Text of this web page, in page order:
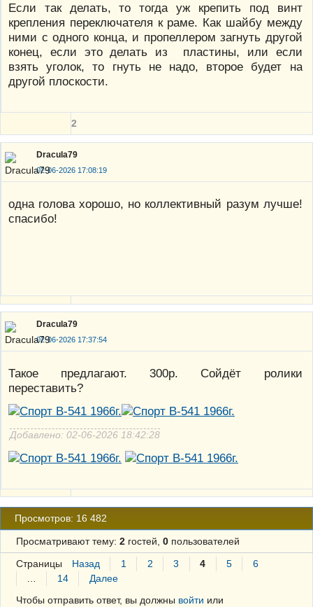
Если так делать, то тогда уж крепить под винт
крепления переключателя к раме. Как шайбу между
ними с одного конца, и пропеллером загнуть другой
конец, если это делать из пластины, или если
взять уголок, то гнуть не надо, второе будет на
другой плоскости.
2
Dracula79
02-06-2026 17:08:19
одна голова хорошо, но коллективный разум лучше!
спасибо!
Dracula79
02-06-2026 17:37:54
Такое предлагают. 300р. Сойдёт ролики
переставить?
Добавлено: 02-06-2026 18:42:28
Просмотров: 16 482
Просматривают тему: 2гостей, 0пользователей
Страницы Назад 1 2 3 4 5
6
…
14
Далее
Чтобы отправить ответ, вы должны войти или